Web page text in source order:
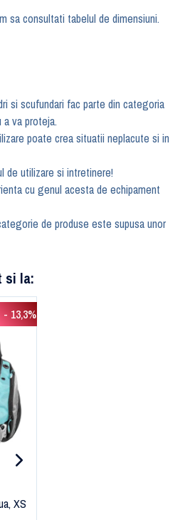
sa consultati tabelul de dimensiuni.
si scufundari fac parte din categoria
va proteja.
poate crea situatii neplacute si in
de utilizare si intretinere!
cu genul acesta de echipament
de produse este supusa unor
si la:
- 13,3%
XS